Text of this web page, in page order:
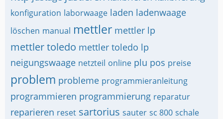
konfiguration laborwaage laden ladenwaage
löschen manual mettler mettler lp
mettler toledo mettler toledo lp
neigungswaage netzteil online plu pos preise
problem probleme programmieranleitung
programmieren programmierung reparatur
reparieren reset sartorius sauter sc 800 schale